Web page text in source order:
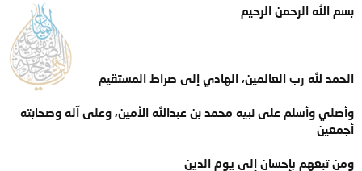
و
بسم الله الرحمن الرحيم
الحمد لله رب العالمين، الهادي إلى صراط المستقيم
وأصلي وأسلم على نبيه محمد بن عبدالله الأمين، وعلى آله وصحابته
أجمعين
ومن تبعهم بإحسان إلى يوم الدين